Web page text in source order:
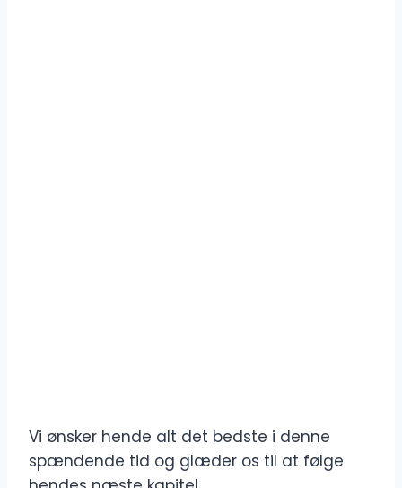
Vi ønsker hende alt det bedste i denne
spændende tid og glæder os til at følge